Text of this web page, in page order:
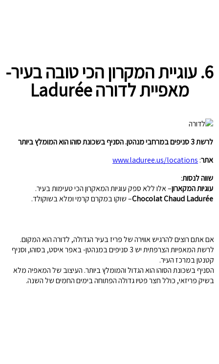
6. עוגיית המקרון הכי טובה בעיר-
מאפיית לדורה Ladurée
לרשת 3 סניפים במרחבי מנהטן. הסניף בשכונת סוהו הוא המומלץ ביותר
אתר:
www.laduree.us/locations
שווה לנסות:
עוגיות המקארון– אלו ללא ספק עוגיות המאקרון הכי טעימות בעיר.
Chocolat Chaud Ladurée– שוקו במקרם קרמי ומלא בשוקולד.
אם אתם רוצים להרגיש אווירה של פריז בעיר הגדולה, לדורה הוא המקום.
לרשת המאפיות הצרפתית יש 3 סניפים במנהטן- באפר איסט, בסוהו, וסניף
קטנטן במרכז העיר.
הסניף בשכונת הסוהו הוא הגדול והמומלץ ביותר. העיצוב של המאפיה מלא
בשיק פריזאי, כולל חצר פטיו גדולה הפתוחה בימים החמים של השנה.